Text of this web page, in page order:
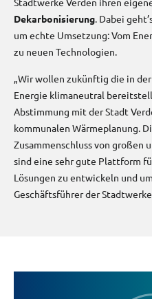
Dekarbonisierung. Dabei
um echte Umsetzung: Vom
zu neuen Technologien.
„Wir wollen zukünftig die in
Energie klimaneutral
Abstimmung mit der Stadt
kommunalen Wärmeplanung.
Zusammenschluss von großen
sind eine sehr gute Plattform
Lösungen zu entwickeln und
Geschäftsführer der Stadtwerke.